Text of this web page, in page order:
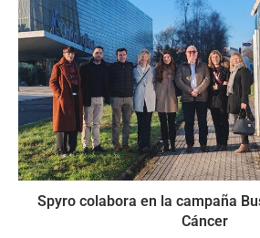
Spyro colabora en la campaña
Cáncer